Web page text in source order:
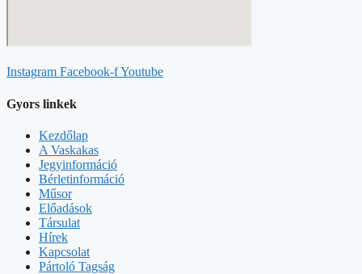
Instagram Facebook-fYoutube
Gyors linkek
Kezdőlap
A Vaskakas
Jegyinformáció
Bérletinformáció
Műsor
Előadások
Társulat
Hírek
Kapcsolat
Pártoló Tagság